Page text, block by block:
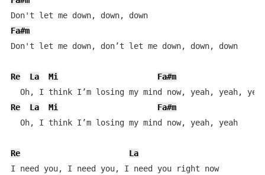
Don't let me down, down, down
Fa#m
Don't let me down, don’t let me down, down, down
Re La Mi Fa#m
Re La Mi
Fa#m
  Oh, I think I’m losing my mind now, yeah, yeah
Re
La
I need you, I need you, I need you right now